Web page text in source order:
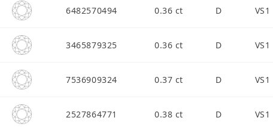
6482570494 0.36 ct D VS1
3465879325 0.36 ct D VS1
7536909324 0.37 ct D VS1
2527864771 0.38 ct D VS1